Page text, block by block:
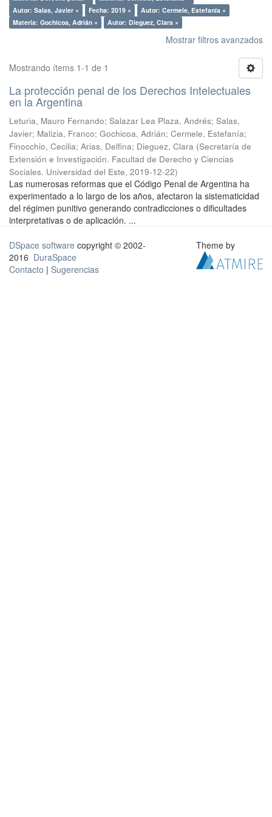
Autor: Salas, Javier ×
Fecha: 2019 ×
Autor: Cermele, Estefanía ×
Materia: Gochicoa, Adrián ×
Autor: Dieguez, Clara ×
Mostrar filtros avanzados
Mostrando ítems 1-1 de 1
La protección penal de los Derechos Intelectuales
en la Argentina
Leturia, Mauro Fernando; Salazar Lea Plaza, Andrés; Salas,
Javier; Malizia, Franco; Gochicoa, Adrián; Cermele, Estefanía;
Finocchio, Cecilia; Arias, Delfina; Dieguez, Clara (Secretaría de
Extensión e Investigación. Facultad de Derecho y Ciencias
Sociales. Universidad del Este, 2019-12-22)
Las numerosas reformas que el Código Penal de Argentina ha
experimentado a lo largo de los años, afectaron la sistematicidad
del régimen punitivo generando contradicciones o dificultades
interpretativas o de aplicación. ...
DSpace software copyright © 2002-
2016 DuraSpace
Contacto | Sugerencias
Theme by